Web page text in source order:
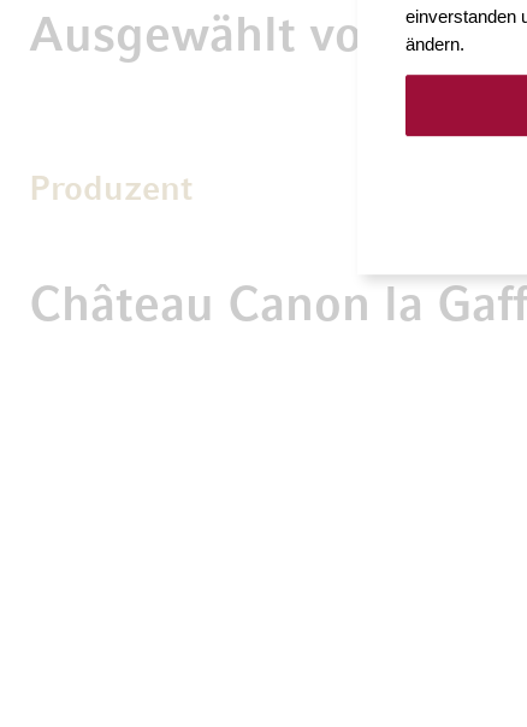
einverstanden
ändern.
Ausgewählt von
Produzent
Château Canon la